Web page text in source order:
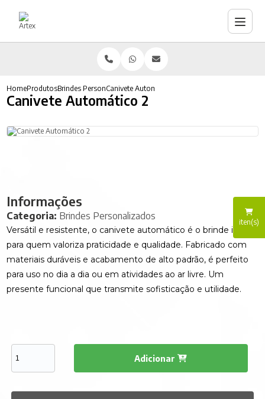
iten(s)
HomeProdutosBrindes PersonalizadosCanivete Automático 2
Canivete Automático 2
Informações
Categoria: Brindes Personalizados
Versátil e resistente, o canivete automático é o brinde ideal
para quem valoriza praticidade e qualidade. Fabricado com
materiais duráveis e acabamento de alto padrão, é perfeito
para uso no dia a dia ou em atividades ao ar livre. Um
presente funcional que transmite sofisticação e utilidade.
Adicionar